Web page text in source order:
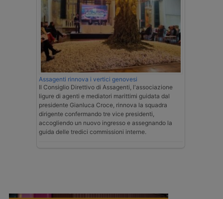
Assagenti rinnova i vertici genovesi
Il Consiglio Direttivo di Assagenti, l'associazione
ligure di agenti e mediatori marittimi guidata dal
presidente Gianluca Croce, rinnova la squadra
dirigente confermando tre vice presidenti,
accogliendo un nuovo ingresso e assegnando la
guida delle tredici commissioni interne.